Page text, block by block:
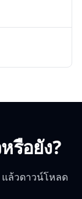
รือยัง?
แล้วดาวน์โหลด